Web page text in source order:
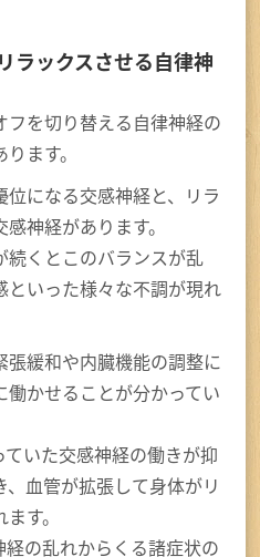
ラックスさせる自律神
を切り替える自律神経の
ます。
になる交感神経と、リラ
神経があります。
続くとこのバランスが乱
いった様々な不調が現れ
緩和や内臓機能の調整に
かせることが分かってい
いた交感神経の働きが抑
血管が拡張して身体がリ
す。
の乱れからくる諸症状の